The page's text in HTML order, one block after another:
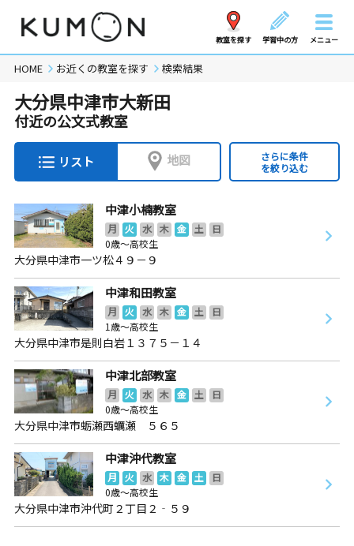
教室を探す 学習中の方 メニュー
HOME お近くの教室を探す 検索結果
大分県中津市大新田
付近の公文式教室
リスト 地図
さらに条件
を絞り込む
中津小楠教室
月 火 水 木 金 土
日
0歳～高校生
大分県中津市一ツ松４９－９
中津和田教室
月 火 水 木 金 土
日
1歳～高校生
大分県中津市是則白岩１３７５－１４
中津北部教室
月 火 水 木 金 土
日
0歳～高校生
大分県中津市蛎瀬西蠣瀬 ５６５
中津沖代教室
月 火 水 木 金 土
日
0歳～高校生
大分県中津市沖代町２丁目２‐５９